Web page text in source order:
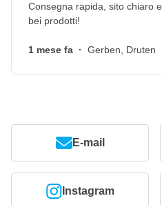
Consegna rapida, sito chiaro e
bei prodotti!
1 mese fa · Gerben, Druten
E-mail
Instagram